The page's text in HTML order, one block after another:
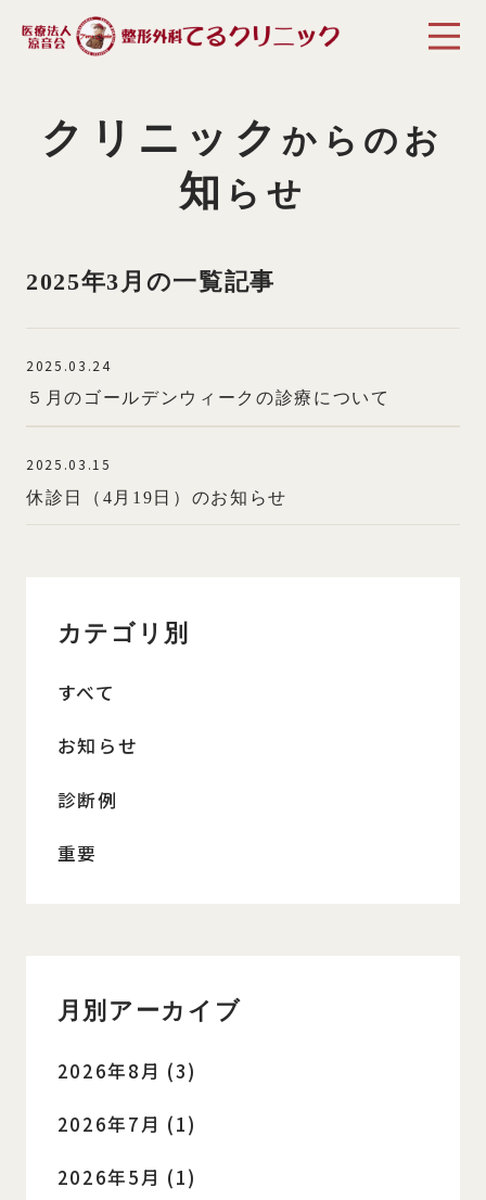
クリニック からのお
知 らせ
2025年3月の一覧記事
2025.03.24
５月のゴールデンウィークの診療について
2025.03.15
休診日（4月19日）のお知らせ
カテゴリ別
すべて
お知らせ
診断例
重要
月別アーカイブ
2026年8月 (3)
2026年7月 (1)
2026年5月 (1)